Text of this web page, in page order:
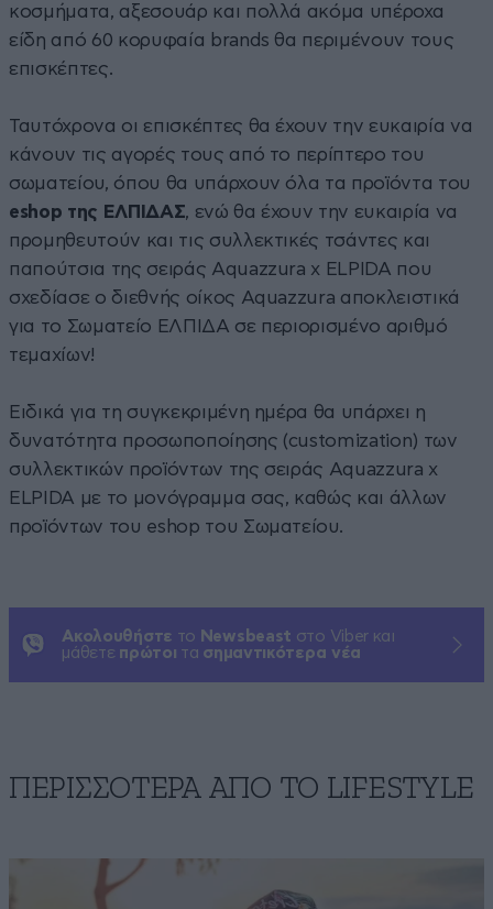
κοσμήματα, αξεσουάρ και πολλά ακόμα υπέροχα
είδη από 60 κορυφαία brands θα περιμένουν τους
επισκέπτες.
Ταυτόχρονα οι επισκέπτες θα έχουν την ευκαιρία να
κάνουν τις αγορές τους από το περίπτερο του
σωματείου, όπου θα υπάρχουν όλα τα προϊόντα του
eshop της ΕΛΠΙΔΑΣ, ενώ θα έχουν την ευκαιρία να
προμηθευτούν και τις συλλεκτικές τσάντες και
παπούτσια της σειράς Aquazzura x ELPIDA που
σχεδίασε ο διεθνής οίκος Aquazzura αποκλειστικά
για το Σωματείο ΕΛΠΙΔΑ σε περιορισμένο αριθμό
τεμαχίων!
Ειδικά για τη συγκεκριμένη ημέρα θα υπάρχει η
δυνατότητα προσωποποίησης (customization) των
συλλεκτικών προϊόντων της σειράς Aquazzura x
ELPIDA με το μονόγραμμα σας, καθώς και άλλων
προϊόντων του eshop του Σωματείου.
Ακολουθήστε το Newsbeast στο Viber και
μάθετε πρώτοι τα σημαντικότερα νέα
ΠΕΡΙΣΣΟΤΕΡΑ ΑΠΟ ΤΟ LIFESTYLE